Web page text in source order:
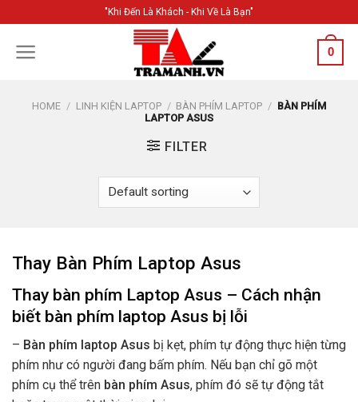
content
"Khi Đến Là Khách - Khi Về Là Bạn"
0
HOME / LINH KIỆN LAPTOP / BÀN PHÍM LAPTOP / BÀN PHÍM
LAPTOP ASUS
FILTER
Thay Bàn Phím Laptop Asus
Thay bàn phím Laptop Asus – Cách nhận
biết bàn phím laptop Asus bị lỗi
– Bàn phím laptop Asus bị kẹt, phím tự động thực hiện từng
phím như có người đang bấm phím. Nếu bạn chỉ gõ một
phím cụ thể trên bàn phím Asus, phím đó sẽ tự động tắt